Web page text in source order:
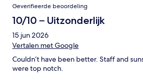
Geverifieerde beoordeling
10/10 – Uitzonderlijk
15 jun 2026
Vertalen met Google
Couldn’t have been better. Staff and
were top notch.